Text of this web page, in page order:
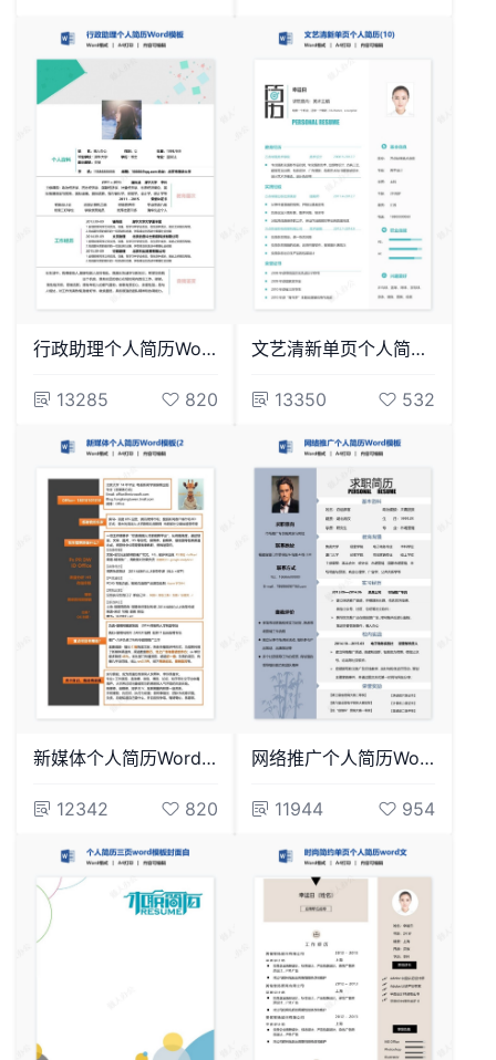
行政助理个人简历Word模板(2)
13285 820
文艺清新单页个人简历(10)
13350 532
新媒体个人简历Word模板(2)
12342 820
网络推广个人简历Word模板
11944 954